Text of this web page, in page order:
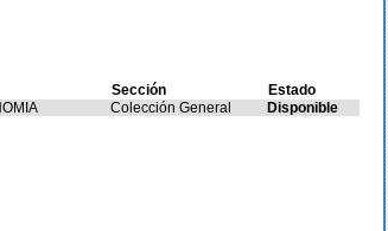
Sección
Estado
Colección General Disponible